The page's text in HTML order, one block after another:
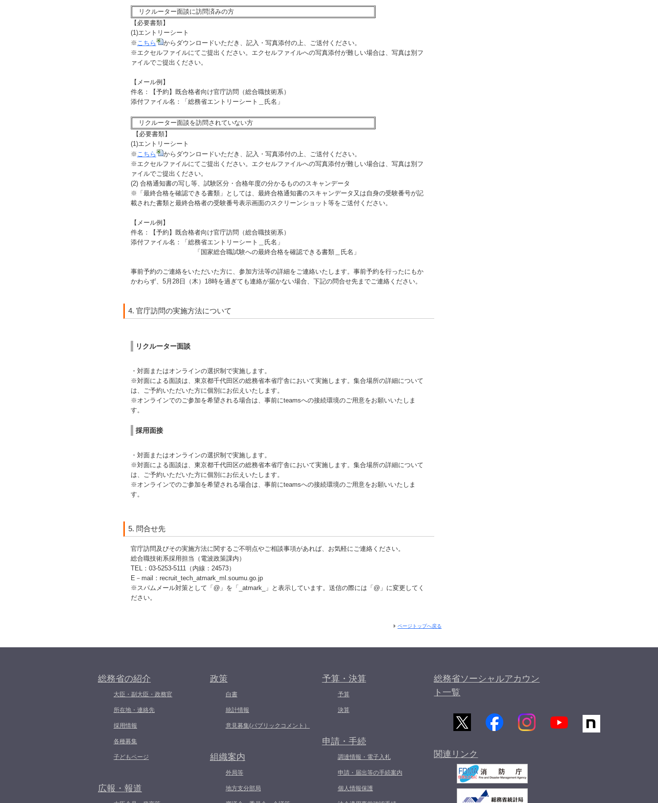
リクルーター面談に訪問済みの方
【必要書類】
(1)エントリーシート
※ こちら
からダウンロードいただき、記入・写真添付の上、ご送付ください。
※エクセルファイルにてご提出ください。エクセルファイルへの写真添付が難しい場合は、写真は別フ
ァイルでご提出ください。
【メール例】
件名：【予約】既合格者向け官庁訪問（総合職技術系）
添付ファイル名：「総務省エントリーシート＿氏名」
リクルーター面談を訪問されていない方
【必要書類】
(1)エントリーシート
※ こちら
からダウンロードいただき、記入・写真添付の上、ご送付ください。
※エクセルファイルにてご提出ください。エクセルファイルへの写真添付が難しい場合は、写真は別フ
ァイルでご提出ください。
(2) 合格通知書の写し等、試験区分・合格年度の分かるもののスキャンデータ
※「最終合格を確認できる書類」としては、最終合格通知書のスキャンデータ又は自身の受験番号が記
載された書類と最終合格者の受験番号表示画面のスクリーンショット等をご送付ください。
【メール例】
件名：【予約】既合格者向け官庁訪問（総合職技術系）
添付ファイル名：「総務省エントリーシート＿氏名」
「国家総合職試験への最終合格を確認できる書類＿氏名」
事前予約のご連絡をいただいた方に、参加方法等の詳細をご連絡いたします。事前予約を行ったにもか
かわらず、5月28日（木）18時を過ぎても連絡が届かない場合、下記の問合せ先までご連絡ください。
4. 官庁訪問の実施方法について
リクルーター面談
・対面またはオンラインの選択制で実施します。
※対面による面談は、東京都千代田区の総務省本省庁舎において実施します。集合場所の詳細について
は、ご予約いただいた方に個別にお伝えいたします。
※オンラインでのご参加を希望される場合は、事前にteamsへの接続環境のご用意をお願いいたしま
す。
採用面接
・対面またはオンラインの選択制で実施します。
※対面による面談は、東京都千代田区の総務省本省庁舎において実施します。集合場所の詳細について
は、ご予約いただいた方に個別にお伝えいたします。
※オンラインでのご参加を希望される場合は、事前にteamsへの接続環境のご用意をお願いいたしま
す。
5. 問合せ先
官庁訪問及びその実施方法に関するご不明点やご相談事項があれば、お気軽にご連絡ください。
総合職技術系採用担当（電波政策課内）
TEL：03-5253-5111（内線：24573）
E－mail：recruit_tech_atmark_ml.soumu.go.jp
※スパムメール対策として「@」を「_atmark_」と表示しています。送信の際には「@」に変更してく
ださい。
ページトップへ戻る
総務省の紹介
大臣・副大臣・政務官
所在地・連絡先
採用情報
各種募集
子どもページ
広報・報道
政策
白書
統計情報
意見募集(パブリックコメント）
組織案内
外局等
地方支分部局
予算・決算
予算
決算
申請・手続
調達情報・電子入札
申請・届出等の手続案内
個人情報保護
総務省ソーシャルアカウン
ト一覧
関連リンク